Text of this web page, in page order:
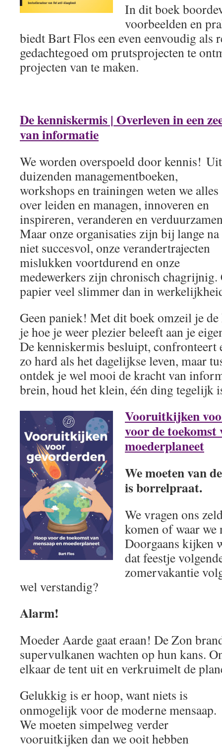
In dit boek
voorbeelden en
biedt Bart Flos een even eenvoudig als
gedachtegoed om prutsprojecten te
projecten van te maken.
De kenniskermis | Overleven in een
van informatie
We worden overspoeld door kennis! Uit
duizenden managementboeken,
workshops en trainingen weten we alles
over leiden en managen, innoveren en
inspireren, veranderen en
Maar onze organisaties zijn bij lange na
niet succesvol, onze verandertrajecten
mislukken voortdurend en onze
medewerkers zijn chronisch
papier veel slimmer dan in
Geen paniek! Met dit boek omzeil je
je hoe je weer plezier beleeft aan je
De kenniskermis besluipt, confronteert
zo hard als het dagelijkse leven, maar
ontdek je wel mooi de kracht van
brein, houd het klein, één ding tegelijk
Vooruitkijken
voor de toekomst
moederplaneet
We moeten van
is borrelpraat.
We vragen ons
komen of waar we
Doorgaans kijken
dat feestje
zomervakantie
wel verstandig?
Alarm!
Moeder Aarde gaat eraan! De Zon
supervulkanen wachten op hun kans.
elkaar de tent uit en verkruimelt de
Gelukkig is er hoop, want niets is
onmogelijk voor de moderne mensaap.
We moeten simpelweg verder
vooruitkijken dan we ooit hebben